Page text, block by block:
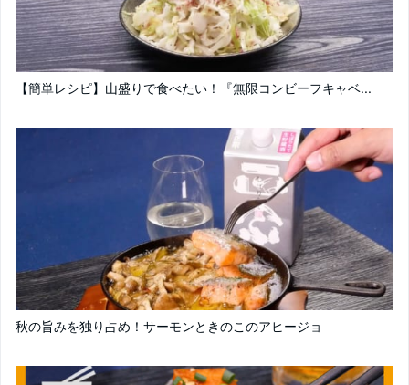
【簡単レシピ】山盛りで食べたい！『無限コンビーフキャベ...
秋の旨みを独り占め！サーモンときのこのアヒージョ